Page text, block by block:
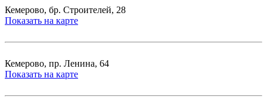
Кемерово, бр. Строителей, 28
Показать на карте
Кемерово, пр. Ленина, 64
Показать на карте